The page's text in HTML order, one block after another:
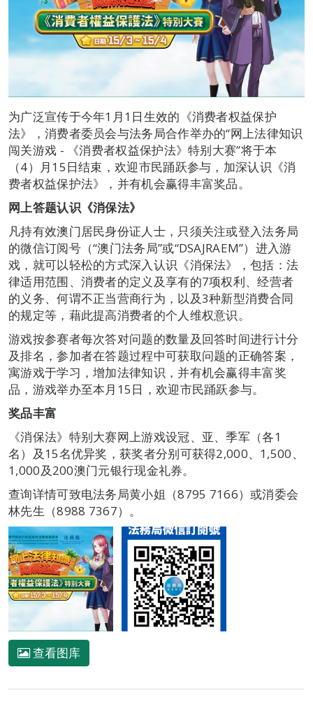
为广泛宣传于今年1月1日生效的《消费者权益保护
法》，消费者委员会与法务局合作举办的“网上法律知识
闯关游戏 - 《消费者权益保护法》特别大赛”将于本
（4）月15日结束，欢迎市民踊跃参与，加深认识《消
费者权益保护法》，并有机会赢得丰富奖品。
网上答题认识《消保法》
凡持有效澳门居民身份证人士，只须关注或登入法务局
的微信订阅号（“澳门法务局”或“DSAJRAEM”）进入游
戏，就可以轻松的方式深入认识《消保法》，包括：法
律适用范围、消费者的定义及享有的7项权利、经营者
的义务、何谓不正当营商行为，以及3种新型消费合同
的规定等，藉此提高消费者的个人维权意识。
游戏按参赛者每次答对问题的数量及回答时间进行计分
及排名，参加者在答题过程中可获取问题的正确答案，
寓游戏于学习，增加法律知识，并有机会赢得丰富奖
品，游戏举办至本月15日，欢迎市民踊跃参与。
奖品丰富
《消保法》特别大赛网上游戏设冠、亚、季军（各1
名）及15名优异奖，获奖者分别可获得2,000、1,500、
1,000及200澳门元银行现金礼券。
查询详情可致电法务局黄小姐（8795 7166）或消委会
林先生（8988 7367）。
查看图库